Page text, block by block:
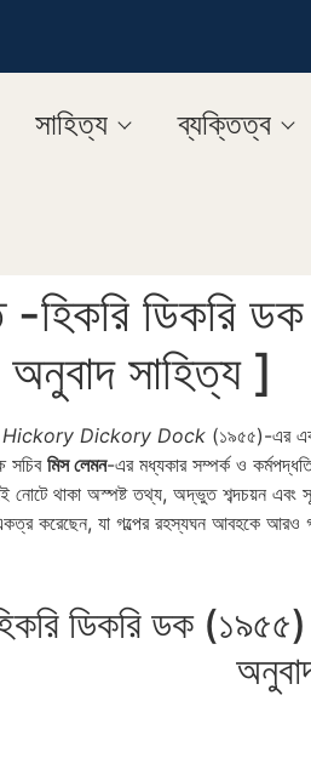
সাহিত্য ব্যক্তিত্ব
-হিকরি
সাহিত্য ]
Hickory Dickory Dock (১৯৫৫)-এর
সচিবমিস লেমন-এর মধ্যকার সম্পর্ক ও
থাকা অস্পষ্ট তথ্য, অদ্ভুত শব্দচয়ন এবং
একত্র করেছেন, যা গল্পের রহস্যঘন আবহকে
ডিকরি ডক